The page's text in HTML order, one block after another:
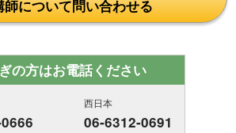
師について問い合わせる
の方はお電話ください
西日本
06-6312-0691